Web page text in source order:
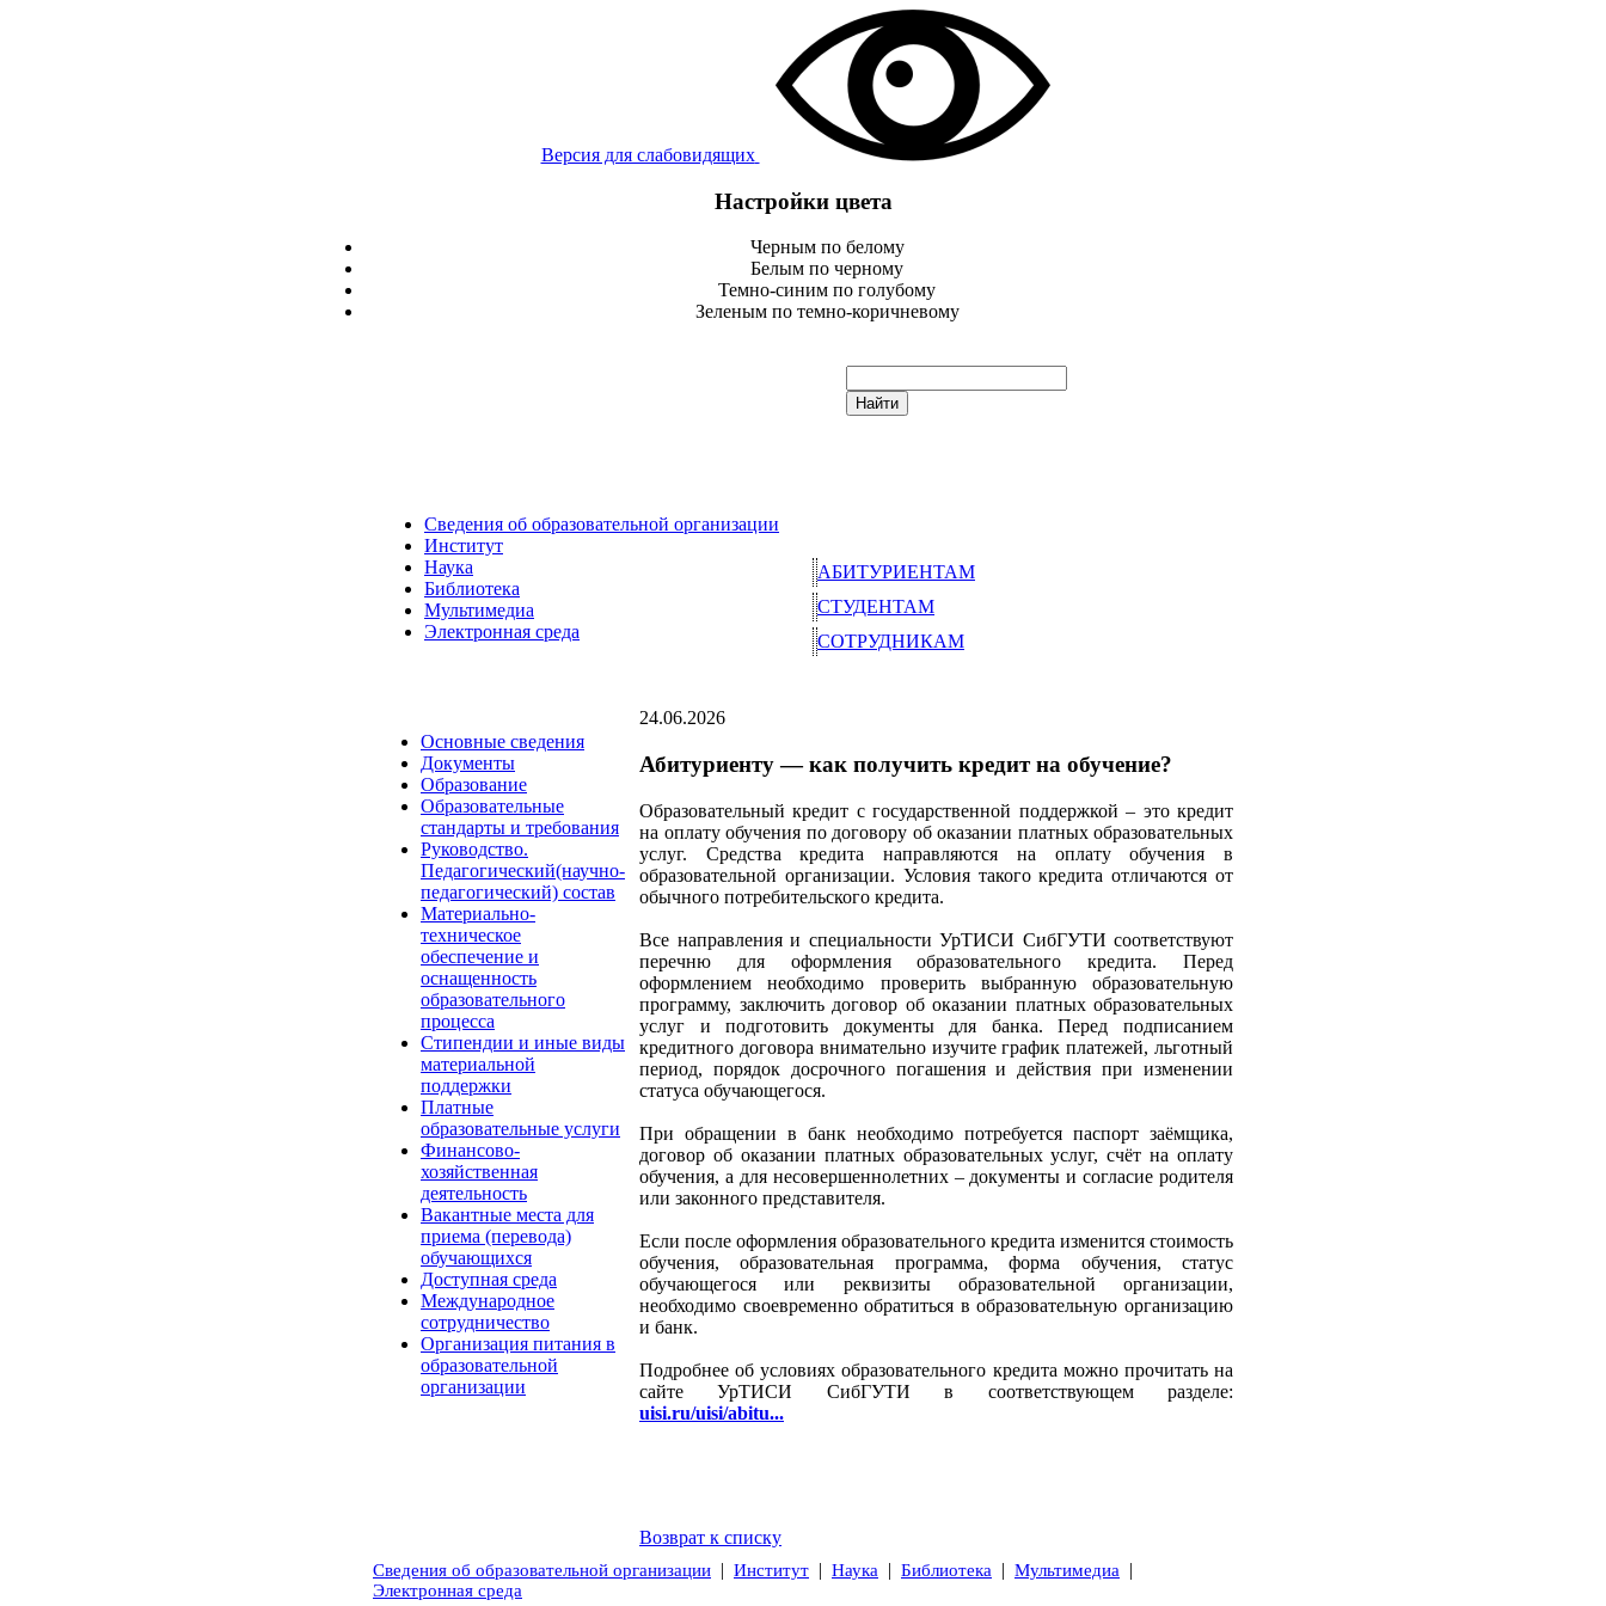
Версия для слабовидящих
Настройки цвета
Черным по белому
Белым по черному
Темно-синим по голубому
Зеленым по темно-коричневому
Сведения об образовательной организации
Институт
Наука
Библиотека
Мультимедиа
Электронная среда
АБИТУРИЕНТАМ
СТУДЕНТАМ
СОТРУДНИКАМ
Основные сведения
Документы
Образование
Образовательные
стандарты и требования
Руководство.
Педагогический(научно-
педагогический) состав
Материально-
техническое
обеспечение и
оснащенность
образовательного
процесса
Стипендии и иные виды
материальной
поддержки
Платные
образовательные услуги
Финансово-
хозяйственная
деятельность
Вакантные места для
приема (перевода)
обучающихся
Доступная среда
Международное
сотрудничество
Организация питания в
образовательной
организации
24.06.2026
Абитуриенту — как получить кредит на обучение?
Образовательный кредит с государственной поддержкой – это кредит
на оплату обучения по договору об оказании платных образовательных
услуг. Средства кредита направляются на оплату обучения в
образовательной организации. Условия такого кредита отличаются от
обычного потребительского кредита.
Все направления и специальности УрТИСИ СибГУТИ соответствуют
перечню для оформления образовательного кредита. Перед
оформлением необходимо проверить выбранную образовательную
программу, заключить договор об оказании платных образовательных
услуг и подготовить документы для банка. Перед подписанием
кредитного договора внимательно изучите график платежей, льготный
период, порядок досрочного погашения и действия при изменении
статуса обучающегося.
При обращении в банк необходимо потребуется паспорт заёмщика,
договор об оказании платных образовательных услуг, счёт на оплату
обучения, а для несовершеннолетних – документы и согласие родителя
или законного представителя.
Если после оформления образовательного кредита изменится стоимость
обучения, образовательная программа, форма обучения, статус
обучающегося или реквизиты образовательной организации,
необходимо своевременно обратиться в образовательную организацию
и банк.
Подробнее об условиях образовательного кредита можно прочитать на
сайте УрТИСИ СибГУТИ в соответствующем разделе:
uisi.ru/uisi/abitu...
Возврат к списку
Сведения об образовательной организации | Институт | Наука | Библиотека | Мультимедиа |
Электронная среда